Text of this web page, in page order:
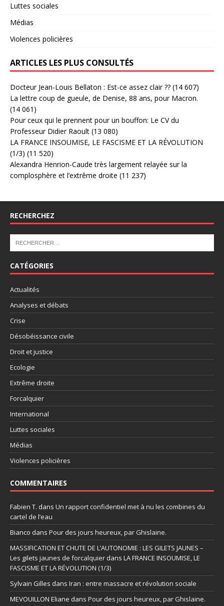
Luttes sociales
Médias
Violences policières
ARTICLES LES PLUS CONSULTÉS
Docteur Jean-Louis Bellaton : Est-ce assez clair ?? (14 607)
La lettre coup de gueule, de Denise, 88 ans, pour Macron.
(14 061)
Pour ceux qui le prennent pour un bouffon: Le CV du
Professeur Didier Raoult (13 080)
LA FRANCE INSOUMISE, LE FASCISME ET LA RÉVOLUTION
(1/3) (11 520)
Alexandra Henrion-Caude très largement relayée sur la
complosphère et l’extrême droite (11 237)
RECHERCHEZ
CATÉGORIES
Actualités
Analyses et débats
Crise
Désobéissance civile
Droit et justice
Ecologie
Extrême droite
Forcalquier
International
Luttes sociales
Médias
Violences policières
COMMENTAIRES
Fabien T. dans Un rapport confidentiel met à nu les combines du
cartel de l’eau
Bianco dans Pour des jours heureux, par Ghislaine.
MASSIFICATION ET CHUTE DE L’AUTONOMIE : LES GILETS JAUNES –
Les gilets jaunes de forcalquier dans LA FRANCE INSOUMISE, LE
FASCISME ET LA RÉVOLUTION (1/3)
Sylvain Gilles dans Iran : entre massacre et révolution sociale
MEVOUILLON Eliane dans Pour des jours heureux, par Ghislaine.